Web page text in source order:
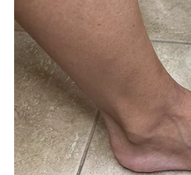
ಬಕ್ರೀದ್​ ಹಬ್ಬಕ್ಕೆ ಬಲಿ- ಏನಿದರ
ವಿಶೇಷತೆ